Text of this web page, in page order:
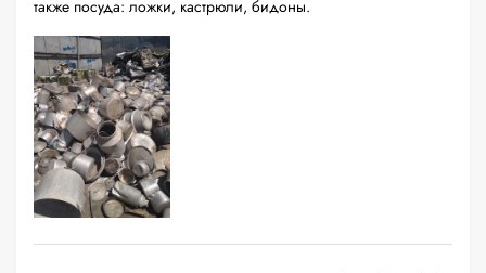
также посуда: ложки, кастрюли, бидоны.